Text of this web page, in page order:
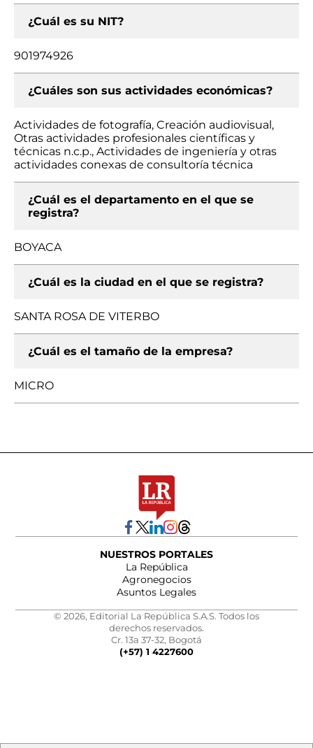
¿Cuál es su NIT?
901974926
¿Cuáles son sus actividades económicas?
Actividades de fotografía, Creación audiovisual,
Otras actividades profesionales científicas y
técnicas n.c.p., Actividades de ingeniería y otras
actividades conexas de consultoría técnica
¿Cuál es el departamento en el que se
registra?
BOYACA
¿Cuál es la ciudad en el que se registra?
SANTA ROSA DE VITERBO
¿Cuál es el tamaño de la empresa?
MICRO
NUESTROS PORTALES
La República
Agronegocios
Asuntos Legales
© 2026, Editorial La República S.A.S. Todos los
derechos reservados.
Cr. 13a 37-32, Bogotá
(+57) 1 4227600